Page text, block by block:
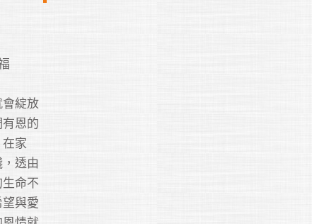
綻放
恩的
家
透由
命不
與愛